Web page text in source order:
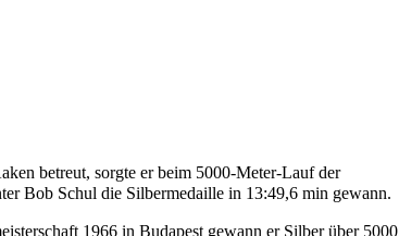
betreut, sorgte er beim 5000-Meter-Lauf der
Bob Schul die Silbermedaille in 13:49,6 min gewann.
1966 in Budapest gewann er Silber über 5000